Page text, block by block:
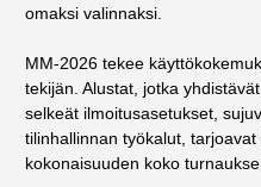
omaksi valinnaksi.
MM-2026 tekee
tekijän. Alustat, jotka
selkeät ilmoitusasetukset,
tilinhallinnan työkalut,
kokonaisuuden koko